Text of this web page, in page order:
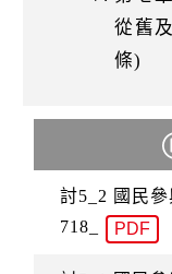
從舊
條)
討5_2 國民
718_
PDF